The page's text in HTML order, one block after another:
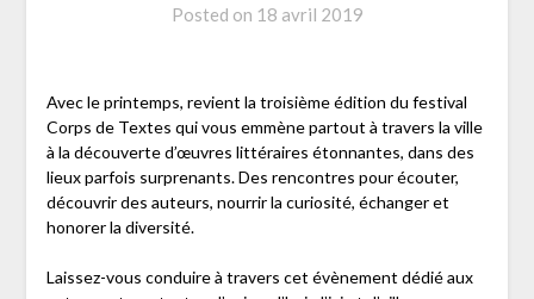
Posted on 18 avril 2019
Avec le printemps, revient la troisième édition du festival
Corps de Textes qui vous emmène partout à travers la ville
à la découverte d’œuvres littéraires étonnantes, dans des
lieux parfois surprenants. Des rencontres pour écouter,
découvrir des auteurs, nourrir la curiosité, échanger et
honorer la diversité.
Laissez-vous conduire à travers cet évènement dédié aux